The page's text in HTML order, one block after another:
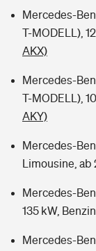
Mercedes-
T-MODELL),
AKX)
Mercedes-
T-MODELL),
AKY)
Mercedes-
Limousine, ab
Mercedes-
135 kW,
Mercedes-